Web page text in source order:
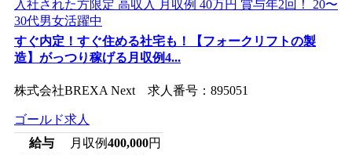
すぐ内定！すぐ住める社宅も！【フォークリフトの製
造】がっつり稼げる月収例4...
株式会社BREXA Next 求人番号：895051
ゴールド求人
給与
月収例400,000円